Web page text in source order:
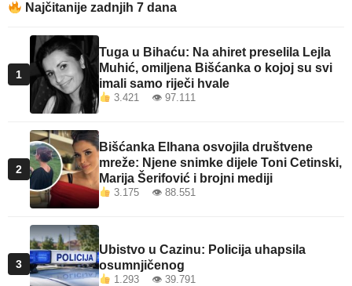
Najčitanije zadnjih 7 dana
1
Tuga u Bihaću: Na ahiret preselila Lejla
Muhić, omiljena Bišćanka o kojoj su svi
imali samo riječi hvale
3.421 👁 97.111
2
Bišćanka Elhana osvojila društvene
mreže: Njene snimke dijele Toni Cetinski,
Marija Šerifović i brojni mediji
3.175 👁 88.551
3
Ubistvo u Cazinu: Policija uhapsila
osumnjičenog
1.293 👁 39.791